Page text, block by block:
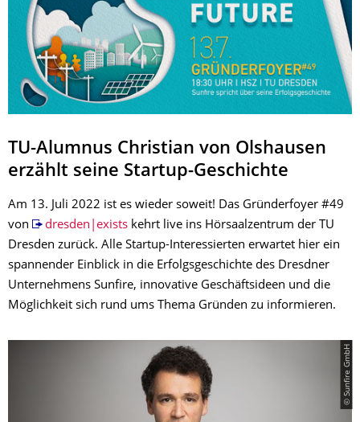
TU-Alumnus Christian von Olshausen
erzählt seine Startup-Geschichte
Am 13. Juli 2022 ist es wieder soweit! Das Gründerfoyer #49
von
dresden|existskehrt live ins Hörsaalzentrum der TU
Dresden zurück. Alle Startup-Interessierten erwartet hier ein
spannender Einblick in die Erfolgsgeschichte des Dresdner
Unternehmens Sunfire, innovative Geschäftsideen und die
Möglichkeit sich rund ums Thema Gründen zu informieren.
© Sunfire GmbH